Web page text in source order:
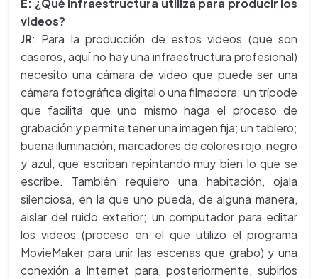
E: ¿Qué infraestructura utiliza para producir los
videos?
JR: Para la producción de estos videos (que son
caseros, aquí no hay una infraestructura profesional)
necesito una cámara de video que puede ser una
cámara fotográfica digital o una filmadora; un trípode
que facilita que uno mismo haga el proceso de
grabación y permite tener una imagen fija; un tablero;
buena iluminación; marcadores de colores rojo, negro
y azul, que escriban repintando muy bien lo que se
escribe. También requiero una habitación, ojala
silenciosa, en la que uno pueda, de alguna manera,
aislar del ruido exterior; un computador para editar
los videos (proceso en el que utilizo el programa
MovieMaker para unir las escenas que grabo) y una
conexión a Internet para, posteriormente, subirlos